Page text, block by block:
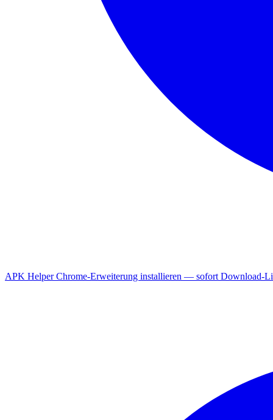
APK Helper Chrome-Erweiterung installieren — sofort Download-